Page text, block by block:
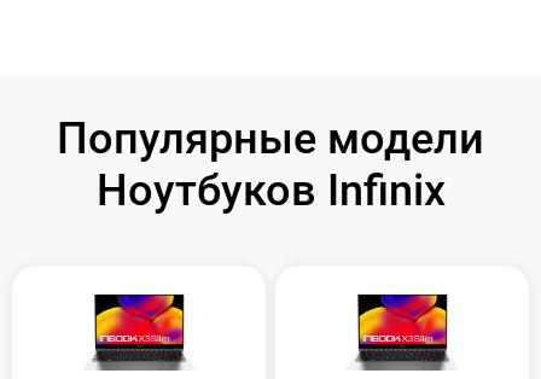
Популярные модели
Ноутбуков Infinix